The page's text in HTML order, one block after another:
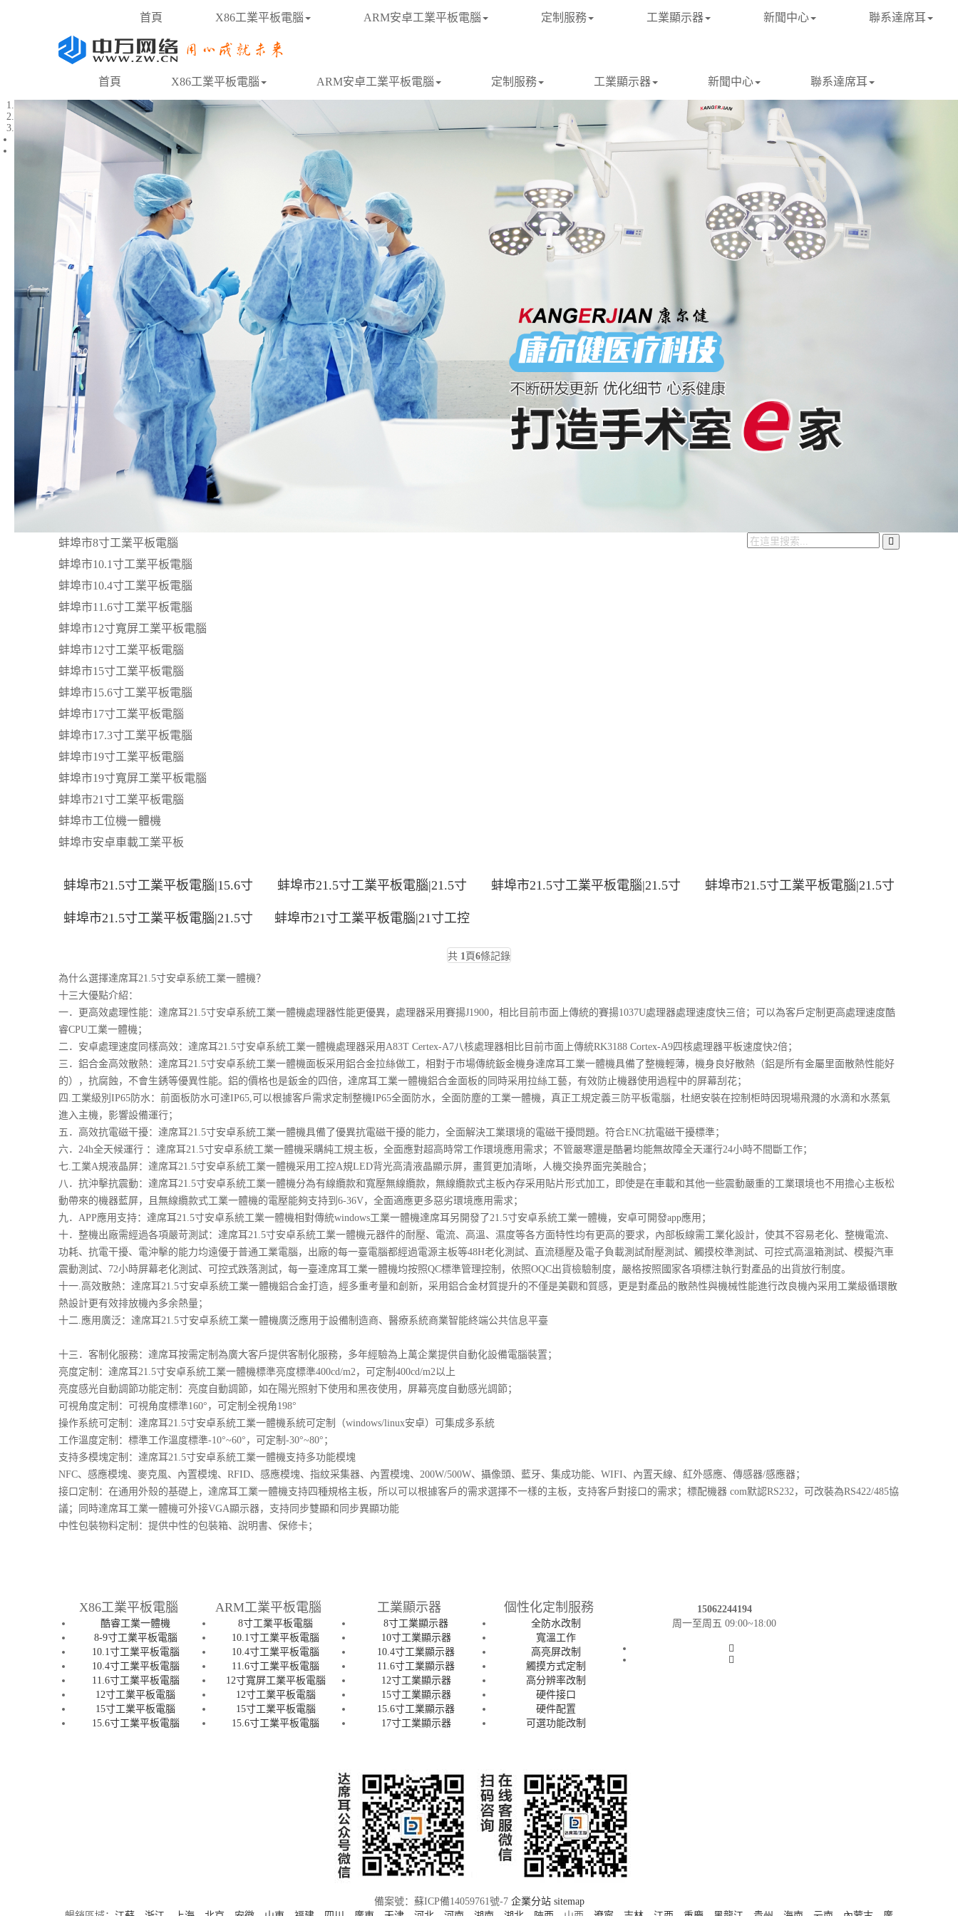
首頁 X86工業平板電腦 ARM安卓工業平板電腦 定制服務 工業顯示器 新聞中心 聯系達席耳
首頁 X86工業平板電腦 ARM安卓工業平板電腦 定制服務 工業顯示器 新聞中心 聯系達席耳
Previous
蚌埠市8寸工業平板電腦
蚌埠市10.1寸工業平板電腦
蚌埠市10.4寸工業平板電腦
蚌埠市11.6寸工業平板電腦
蚌埠市12寸寬屏工業平板電腦
蚌埠市12寸工業平板電腦
蚌埠市15寸工業平板電腦
蚌埠市15.6寸工業平板電腦
蚌埠市17寸工業平板電腦
蚌埠市17.3寸工業平板電腦
蚌埠市19寸工業平板電腦
蚌埠市19寸寬屏工業平板電腦
蚌埠市21寸工業平板電腦
蚌埠市工位機一體機
蚌埠市安卓車載工業平板
蚌埠市21.5寸工業平板電腦|15.6寸 蚌埠市21.5寸工業平板電腦|21.5寸 蚌埠市21.5寸工業平板電腦|21.5寸 蚌埠市21.5寸工業平板電腦|21.5寸
蚌埠市21.5寸工業平板電腦|21.5寸 蚌埠市21寸工業平板電腦|21寸工控
共 1 頁6條記錄
為什么選擇達席耳21.5寸安卓系統工業一體機？
十三大優點介紹：
一．更高效處理性能：達席耳21.5寸安卓系統工業一體機處理器性能更優異，處理器采用賽揚J1900，相比目前市面上傳統的賽揚1037U處理器處理速度快三倍；可以為客戶定制更高處理速度酷
睿CPU工業一體機；
二．安卓處理速度同樣高效：達席耳21.5寸安卓系統工業一體機處理器采用A83T Certex-A7八核處理器相比目前市面上傳統RK3188 Cortex-A9四核處理器平板速度快2倍；
三．鋁合金高效散熱：達席耳21.5寸安卓系統工業一體機面板采用鋁合金拉絲做工，相對于市場傳統鈑金機身達席耳工業一體機具備了整機輕薄，機身良好散熱（鋁是所有金屬里面散熱性能好
的），抗腐蝕，不會生銹等優異性能。鋁的價格也是鈑金的四倍，達席耳工業一體機鋁合金面板的同時采用拉絲工藝，有效防止機器使用過程中的屏幕刮花；
四.工業級別IP65防水：前面板防水可達IP65,可以根據客戶需求定制整機IP65全面防水，全面防塵的工業一體機，真正工規定義三防平板電腦，杜絕安裝在控制柜時因現場飛濺的水滴和水蒸氣
進入主機，影響設備運行；
五．高效抗電磁干擾：達席耳21.5寸安卓系統工業一體機具備了優異抗電磁干擾的能力，全面解決工業環境的電磁干擾問題。符合ENC抗電磁干擾標準；
六．24h全天候運行 ：達席耳21.5寸安卓系統工業一體機采購純工規主板，全面應對超高時常工作環境應用需求；不管嚴寒還是酷暑均能無故障全天運行24小時不間斷工作；
七.工業A規液晶屏：達席耳21.5寸安卓系統工業一體機采用工控A規LED背光高清液晶顯示屏，畫質更加清晰，人機交換界面完美融合；
八．抗沖擊抗震動：達席耳21.5寸安卓系統工業一體機分為有線纜款和寬壓無線纜款，無線纜款式主板內存采用貼片形式加工，即使是在車載和其他一些震動嚴重的工業環境也不用擔心主板松
動帶來的機器藍屏，且無線纜款式工業一體機的電壓能夠支持到6-36V，全面適應更多惡劣環境應用需求；
九．APP應用支持：達席耳21.5寸安卓系統工業一體機相對傳統windows工業一體機達席耳另開發了21.5寸安卓系統工業一體機，安卓可開發app應用；
十．整機出廠需經過各項嚴苛測試：達席耳21.5寸安卓系統工業一體機元器件的耐壓、電流、高溫、濕度等各方面特性均有更高的要求，內部板線需工業化設計，使其不容易老化、整機電流、
功耗、抗電干擾、電沖擊的能力均遠優于普通工業電腦，出廠的每一臺電腦都經過電源主板等48H老化測試、直流穩壓及電子負載測試耐壓測試、觸摸校準測試、可控式高溫箱測試、模擬汽車
震動測試、72小時屏幕老化測試、可控式跌落測試，每一臺達席耳工業一體機均按照QC標準管理控制，依照OQC出貨檢驗制度，嚴格按照國家各項標注執行對產品的出貨放行制度。
十一.高效散熱：達席耳21.5寸安卓系統工業一體機鋁合金打造，經多重考量和創新，采用鋁合金材質提升的不僅是美觀和質感，更是對產品的散熱性與機械性能進行改良機內采用工業級循環散
熱設計更有效排放機內多余熱量；
十二.應用廣泛：達席耳21.5寸安卓系統工業一體機廣泛應用于設備制造商、醫療系統商業智能終端公共信息平臺
十三．客制化服務：達席耳按需定制為廣大客戶提供客制化服務，多年經驗為上萬企業提供自動化設備電腦裝置；
亮度定制：達席耳21.5寸安卓系統工業一體機標準亮度標準400cd/m2，可定制400cd/m2以上
亮度感光自動調節功能定制：亮度自動調節，如在陽光照射下使用和黑夜使用，屏幕亮度自動感光調節；
可視角度定制：可視角度標準160°，可定制全視角198°
操作系統可定制：達席耳21.5寸安卓系統工業一體機系統可定制（windows/linux安卓）可集成多系統
工作溫度定制：標準工作溫度標準-10°~60°，可定制-30°~80°；
支持多模塊定制：達席耳21.5寸安卓系統工業一體機支持多功能模塊
NFC、感應模塊、麥克風、內置模塊、RFID、感應模塊、指紋采集器、內置模塊、200W/500W、攝像頭、藍牙、集成功能、WIFI、內置天線、紅外感應、傳感器/感應器；
接口定制：在通用外殼的基礎上，達席耳工業一體機支持四種規格主板，所以可以根據客戶的需求選擇不一樣的主板，支持客戶對接口的需求；標配機器 com默認RS232，可改裝為RS422/485協
議；同時達席耳工業一體機可外接VGA顯示器，支持同步雙顯和同步異顯功能
中性包裝物料定制：提供中性的包裝箱、說明書、保修卡；
X86工業平板電腦
酷睿工業一體機
8-9寸工業平板電腦
10.1寸工業平板電腦
10.4寸工業平板電腦
11.6寸工業平板電腦
12寸工業平板電腦
15寸工業平板電腦
15.6寸工業平板電腦
ARM工業平板電腦
8寸工業平板電腦
10.1寸工業平板電腦
10.4寸工業平板電腦
11.6寸工業平板電腦
12寸寬屏工業平板電腦
12寸工業平板電腦
15寸工業平板電腦
15.6寸工業平板電腦
工業顯示器
8寸工業顯示器
10寸工業顯示器
10.4寸工業顯示器
11.6寸工業顯示器
12寸工業顯示器
15寸工業顯示器
15.6寸工業顯示器
17寸工業顯示器
個性化定制服務
全防水改制
寬溫工作
高亮屏改制
觸摸方式定制
高分辨率改制
硬件接口
硬件配置
可選功能改制
15062244194
周一至周五 09:00~18:00
備案號：蘇ICP備14059761號-7 企業分站 sitemap